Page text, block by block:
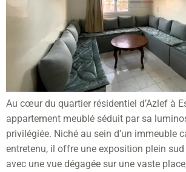
Au cœur du quartier résidentiel d’Azlef à
appartement meublé séduit par sa
privilégiée. Niché au sein d’un immeuble
entretenu, il offre une exposition plein
avec une vue dégagée sur une vaste